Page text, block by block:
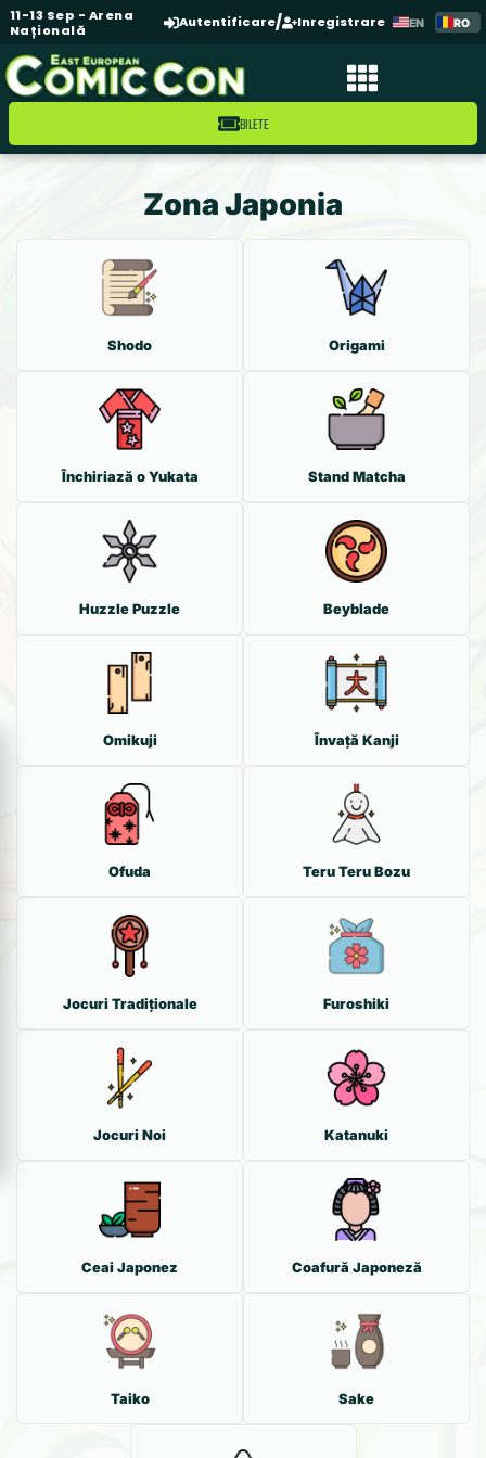
11-13 Sep - Arena
Națională
Autentificare/ Inregistrare EN RO
BILETE
Zona Japonia
Shodo Origami
Închiriază o Yukata Stand Matcha
Huzzle Puzzle Beyblade
Omikuji Învață Kanji
Ofuda Teru Teru Bozu
Jocuri Tradiționale Furoshiki
Jocuri Noi Katanuki
Ceai Japonez Coafură Japoneză
Taiko Sake